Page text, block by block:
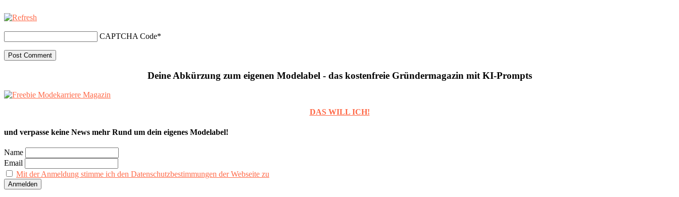
CAPTCHA Code*
Deine Abkürzung zum eigenen Modelabel - das kostenfreie Gründermagazin mit KI-Prompts
DAS WILL ICH!
und verpasse keine News mehr Rund um dein eigenes Modelabel!
Name
Email
Mit der Anmeldung stimme ich den Datenschutzbestimmungen der Webseite zu